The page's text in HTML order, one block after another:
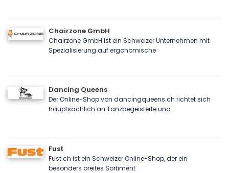
Chairzone GmbH
Chairzone GmbH ist ein Schweizer Unternehmen mit
Spezialisierung auf ergonomische
Dancing Queens
Der Online-Shop von dancingqueens.ch richtet sich
hauptsächlich an Tanzbegeisterte und
Fust
Fust.ch ist ein Schweizer Online-Shop, der ein
besonders breites Sortiment